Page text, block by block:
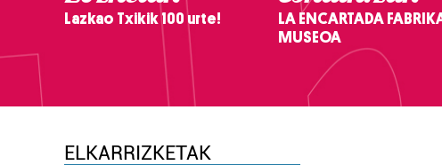
Lazkao Txikik 100 urte!
LA ENCARTADA
MUSEOA
ELKARRIZKETAK